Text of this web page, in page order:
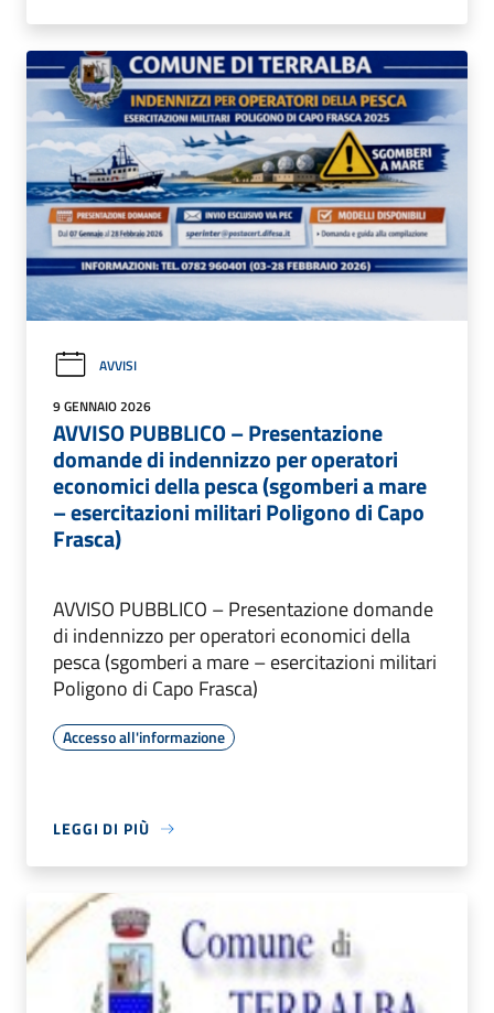
AVVISI
9 GENNAIO 2026
AVVISO PUBBLICO – Presentazione
domande di indennizzo per operatori
economici della pesca (sgomberi a mare
– esercitazioni militari Poligono di Capo
Frasca)
AVVISO PUBBLICO – Presentazione domande
di indennizzo per operatori economici della
pesca (sgomberi a mare – esercitazioni militari
Poligono di Capo Frasca)
Accesso all'informazione
LEGGI DI PIÙ